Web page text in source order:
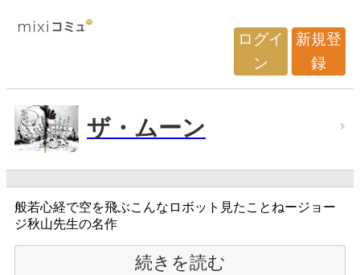
ログイ
ン
新規登
録
ザ・ムーン
般若心経で空を飛ぶこんなロボット見たことねージョー
ジ秋山先生の名作
続きを読む